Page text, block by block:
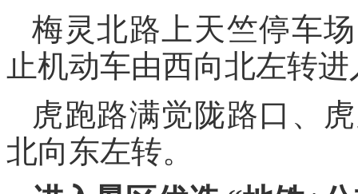
梅灵北路上天竺停车
止机动车由西向北左转
虎跑路满觉陇路口、
北向东左转。